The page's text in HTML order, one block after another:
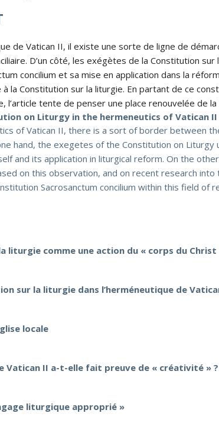
de Vatican II, il existe une sorte de ligne de
D’un côté, les exégètes de la Constitution
concilium et sa mise en application dans la
la Constitution sur la liturgie. En partant de ce
l’article tente de penser une place renouvelée de
on Liturgy in the hermeneutics of Vatican II
of Vatican II, there is a sort of border between
hand, the exegetes of the Constitution on
and its application in liturgical reform. On the
on this observation, and on recent research
Sacrosanctum concilium within this field of
liturgie comme une action du « corps du
sur la liturgie dans l’herméneutique de
locale
II a-t-elle fait preuve de « créativité » ?
liturgique approprié »